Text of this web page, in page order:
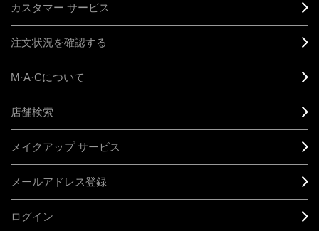
カスタマー サービス
注文状況を確認する
M·A·Cについて
店舗検索
メイクアップ サービス
メールアドレス登録
ログイン